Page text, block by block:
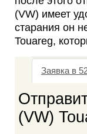
(VW) имеет
старания он
Touareg,
Заявка в
(VW)